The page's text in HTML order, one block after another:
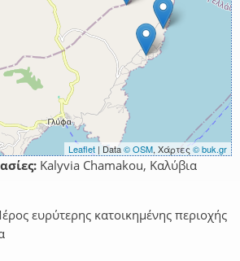
Leaflet | Data© OSM, Χάρτες© buk.gr
Kalyvia Chamakou, Καλύβια
ευρύτερης κατοικημένης περιοχής